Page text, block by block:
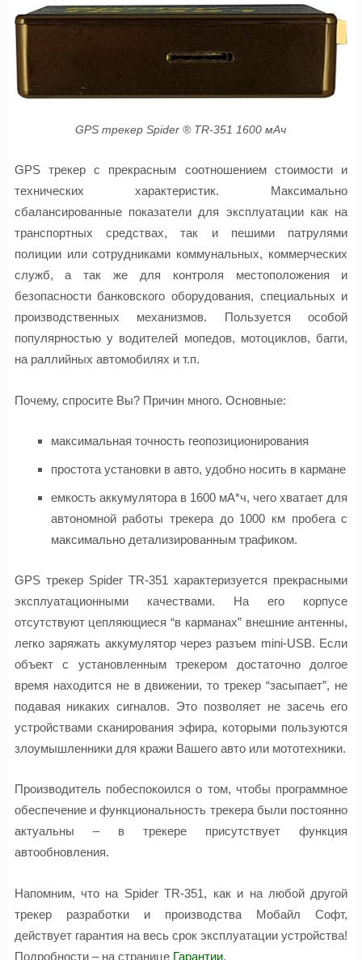
GPS трекер Spider ® TR-351 1600 мАч
GPS трекер с прекрасным соотношением стоимости и
технических характеристик. Максимально
сбалансированные показатели для эксплуатации как на
транспортных средствах, так и пешими патрулями
полиции или сотрудниками коммунальных, коммерческих
служб, а так же для контроля местоположения и
безопасности банковского оборудования, специальных и
производственных механизмов. Пользуется особой
популярностью у водителей мопедов, мотоциклов, багги,
на раллийных автомобилях и т.п.
Почему, спросите Вы? Причин много. Основные:
максимальная точность геопозиционирования
простота установки в авто, удобно носить в кармане
емкость аккумулятора в 1600 мА*ч, чего хватает для
автономной работы трекера до 1000 км пробега с
максимально детализированным трафиком.
GPS трекер Spider TR-351 характеризуется прекрасными
эксплуатационными качествами. На его корпусе
отсутствуют цепляющиеся “в карманах” внешние антенны,
легко заряжать аккумулятор через разъем mini-USB. Если
объект с установленным трекером достаточно долгое
время находится не в движении, то трекер “засыпает”, не
подавая никаких сигналов. Это позволяет не засечь его
устройствами сканирования эфира, которыми пользуются
злоумышленники для кражи Вашего авто или мототехники.
Производитель побеспокоился о том, чтобы программное
обеспечение и функциональность трекера были постоянно
актуальны – в трекере присутствует функция
автообновления.
Напомним, что на Spider TR-351, как и на любой другой
трекер разработки и производства Мобайл Софт,
действует гарантия на весь срок эксплуатации устройства!
Подробности – на странице Гарантии.